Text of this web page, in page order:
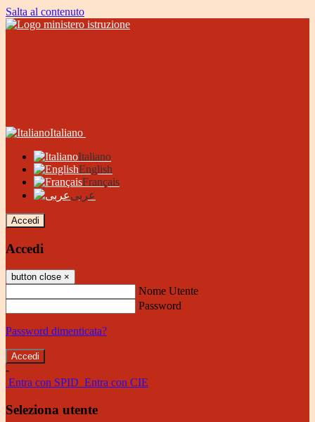
Salta al contenuto
Italiano
Italiano
English
Français
عربى
Accedi
Accedi
button close ×
Nome Utente
Password
Password dimenticata?
-
Entra con SPID Entra con CIE
Seleziona utente